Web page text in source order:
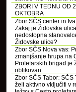
ZBORI V TEDNU OD
OKTOBRA
Zbor SČS center in
Zakaj je Židovska ulica
nedostopna
Židovske ulice?
Zbor SČS Nova vas:
zmanjšanje hrupa na
Proletarskih brigad je
oblikovan
Zbor SČS Tabor: SČS
želi aktivno vključiti v